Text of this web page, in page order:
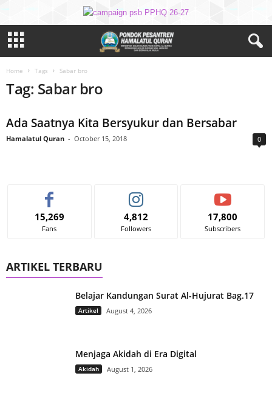
Home Tags Sabar bro
Tag: Sabar bro
Ada Saatnya Kita Bersyukur dan Bersabar
Hamalatul Quran - October 15, 2018 0
15,269
Fans
4,812
Followers
17,800
Subscribers
ARTIKEL TERBARU
Belajar Kandungan Surat Al-Hujurat Bag.17
Artikel August 4, 2026
Menjaga Akidah di Era Digital
Akidah August 1, 2026